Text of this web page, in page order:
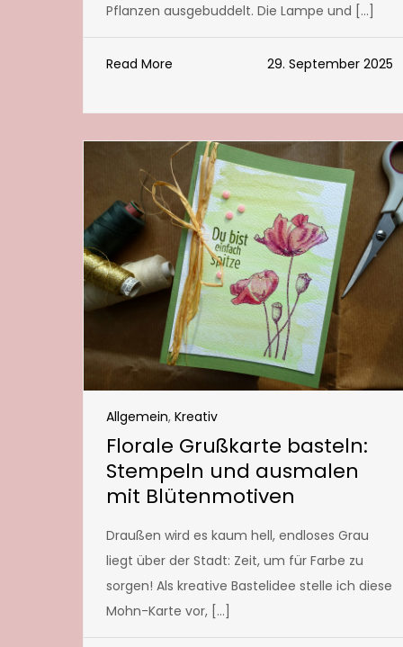
Pflanzen ausgebuddelt. Die Lampe und […]
Read More 29. September 2025
Allgemein, Kreativ
Florale Grußkarte basteln:
Stempeln und ausmalen
mit Blütenmotiven
Draußen wird es kaum hell, endloses Grau
liegt über der Stadt: Zeit, um für Farbe zu
sorgen! Als kreative Bastelidee stelle ich diese
Mohn-Karte vor, […]